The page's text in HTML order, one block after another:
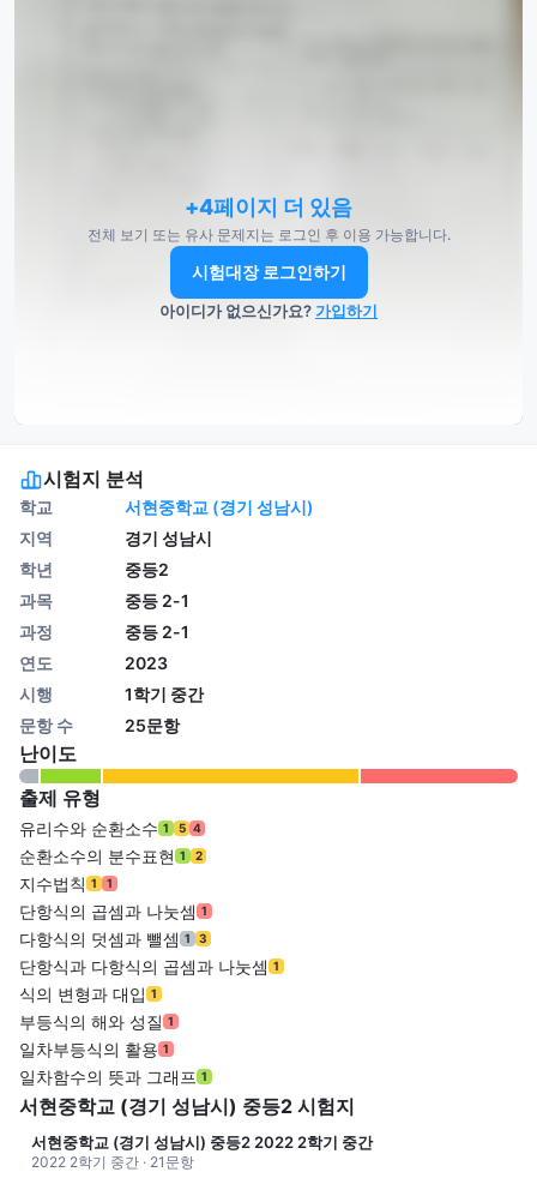
+4페이지 더 있음
전체 보기 또는 유사 문제지는 로그인 후 이용 가능합니다.
시험대장 로그인하기
아이디가 없으신가요?가입하기
시험지 분석
학교
서현중학교 (경기 성남시)
지역
경기 성남시
학년
중등2
과목
중등 2-1
과정
중등 2-1
연도
2023
시행
1학기 중간
문항 수
25문항
난이도
출제 유형
유리수와 순환소수 1 5 4
순환소수의 분수표현 1 2
지수법칙 1 1
단항식의 곱셈과 나눗셈 1
다항식의 덧셈과 뺄셈 1 3
단항식과 다항식의 곱셈과 나눗셈 1
식의 변형과 대입 1
부등식의 해와 성질 1
일차부등식의 활용 1
일차함수의 뜻과 그래프 1
서현중학교 (경기 성남시) 중등2 시험지
서현중학교 (경기 성남시) 중등2 2022 2학기 중간
2022 2학기 중간 · 21문항